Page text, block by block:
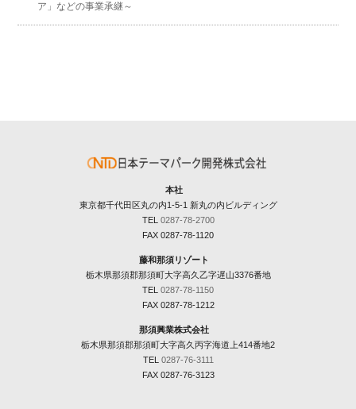
ア」などの事業承継～
本社
東京都千代田区丸の内1-5-1 新丸の内ビルディング
TEL 0287-78-2700
FAX 0287-78-1120
藤和那須リゾート
栃木県那須郡那須町大字高久乙字遅山3376番地
TEL 0287-78-1150
FAX 0287-78-1212
那須興業株式会社
栃木県那須郡那須町大字高久丙字海道上414番地2
TEL 0287-76-3111
FAX 0287-76-3123